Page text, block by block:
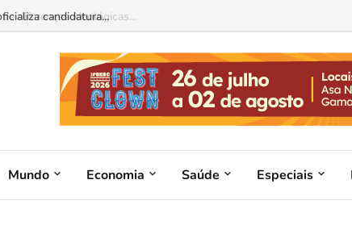
diferenças ideológicas...
Mundo Economia Saúde Especiais